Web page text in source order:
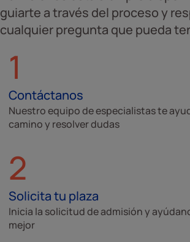
guiarte a través del proceso y
cualquier pregunta que pueda
1
Contáctanos
Nuestro equipo de especialistas te
camino y resolver dudas
2
Solicita tu plaza
Inicia la solicitud de admisión y
mejor